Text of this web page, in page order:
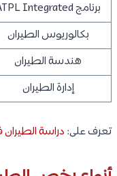
برنامج ATPL Integrated
بكالوريوس الطيران
هندسة الطيران
إدارة الطيران
تعرف على: دراسة